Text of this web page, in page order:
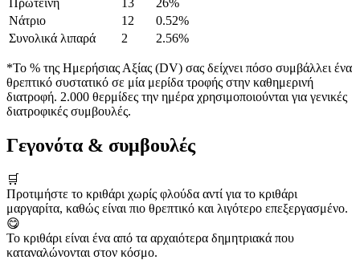
Πρωτεΐνη
13
26%
Νάτριο
12
0.52%
Συνολικά λιπαρά
2 2.56%
*Το % της Ημερήσιας Αξίας (DV) σας δείχνει πόσο συμβάλλει ένα
θρεπτικό συστατικό σε μία μερίδα τροφής στην καθημερινή
διατροφή. 2.000 θερμίδες την ημέρα χρησιμοποιούνται για γενικές
διατροφικές συμβουλές.
Γεγονότα & συμβουλές
🛒
Προτιμήστε το κριθάρι χωρίς φλούδα αντί για το κριθάρι
μαργαρίτα, καθώς είναι πιο θρεπτικό και λιγότερο επεξεργασμένο.
😋
Το κριθάρι είναι ένα από τα αρχαιότερα δημητριακά που
καταναλώνονται στον κόσμο.